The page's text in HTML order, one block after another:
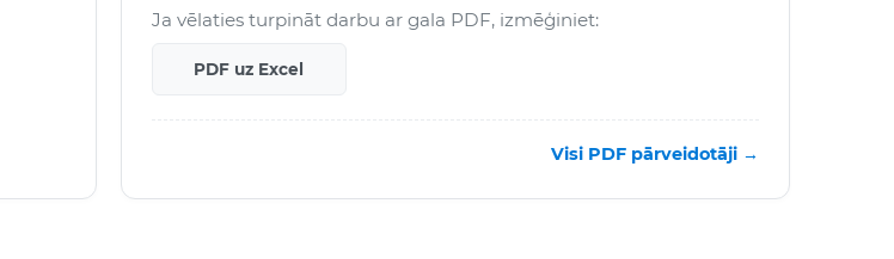
Ja vēlaties turpināt darbu ar gala PDF, izmēģiniet:
PDF uz Excel
Visi PDF pārveidotāji →